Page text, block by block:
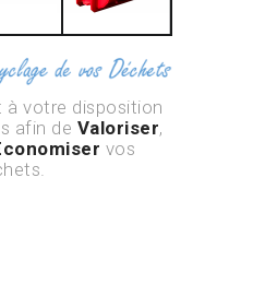
à votre disposition
afin de Valoriser,
vos